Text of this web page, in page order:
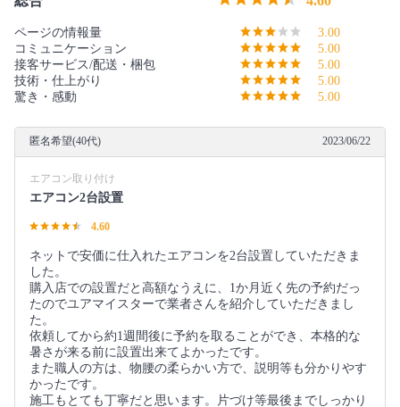
ページの情報量
3.00
コミュニケーション
5.00
接客サービス/配送・梱包
5.00
技術・仕上がり
5.00
驚き・感動
5.00
匿名希望(40代) 2023/06/22
エアコン取り付け
エアコン2台設置
4.60
ネットで安価に仕入れたエアコンを2台設置していただきま
した。
購入店での設置だと高額なうえに、1か月近く先の予約だっ
たのでユアマイスターで業者さんを紹介していただきまし
た。
依頼してから約1週間後に予約を取ることができ、本格的な
暑さが来る前に設置出来てよかったです。
また職人の方は、物腰の柔らかい方で、説明等も分かりやす
かったです。
施工もとても丁寧だと思います。片づけ等最後までしっかり